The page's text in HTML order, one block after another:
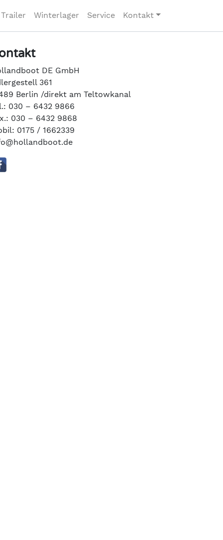
Trailer Winterlager Service Kontakt
DE GmbH
361
Berlin /direkt am Teltowkanal
030 – 6432 9866
030 – 6432 9868
0175 / 1662339